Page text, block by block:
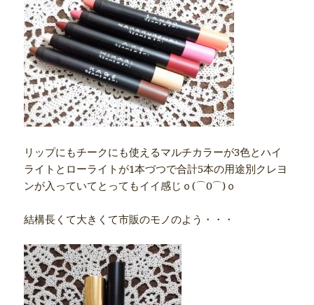
リップにもチークにも使えるマルチカラーが3色とハイ
ライトとローライトが1本づつで合計5本の用途別クレヨ
ンが入っていてとってもイイ感じｏ(⌒0⌒)ｏ
結構長くて大きくて市販のモノのよう・・・